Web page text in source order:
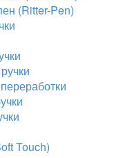
(Ritter-Pen)
Touch)